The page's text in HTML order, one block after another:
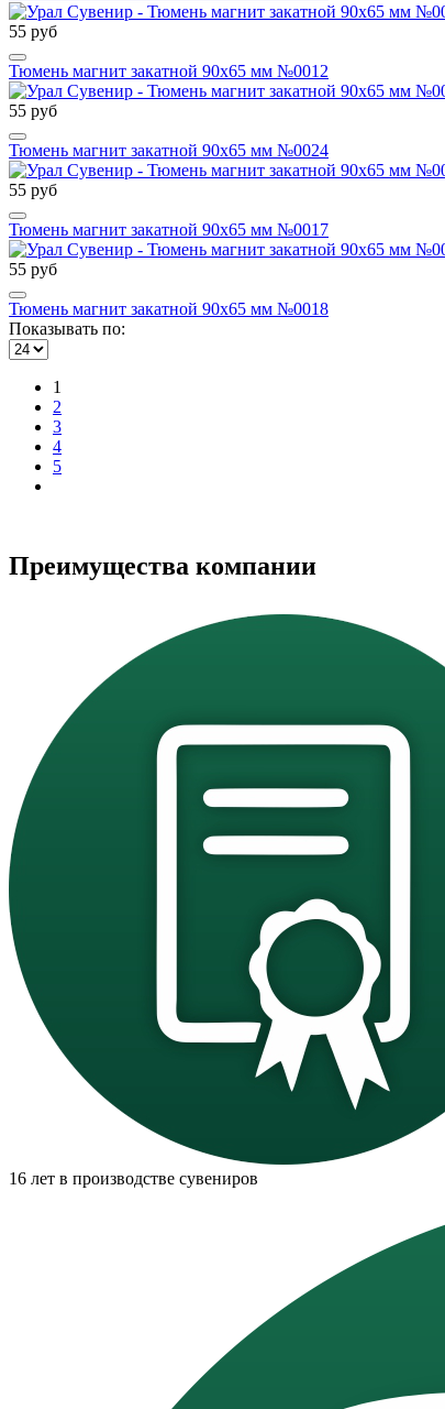
55 руб
Тюмень магнит закатной 90х65 мм №0012
55 руб
Тюмень магнит закатной 90х65 мм №0024
55 руб
Тюмень магнит закатной 90х65 мм №0017
55 руб
Тюмень магнит закатной 90х65 мм №0018
Показывать по:
1
2
3
4
5
Преимущества компании
16 лет в производстве сувениров